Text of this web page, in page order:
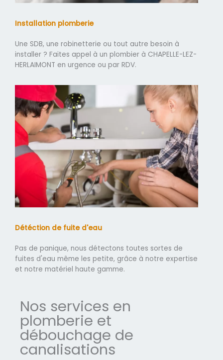
Installation plomberie
Une SDB, une robinetterie ou tout autre besoin à
installer ? Faites appel à un plombier à CHAPELLE-LEZ-
HERLAIMONT en urgence ou par RDV.
Détéction de fuite d'eau
Pas de panique, nous détectons toutes sortes de
fuites d'eau même les petite, grâce à notre expertise
et notre matériel haute gamme.
Nos services en
plomberie et
débouchage de
canalisations